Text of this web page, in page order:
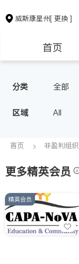
威斯康星州[ 更换 ]
首页
房地产租售
教育
非盈利组织
分类 全部
区域 All
首页 非盈利组织
更多精英会员
精英会员